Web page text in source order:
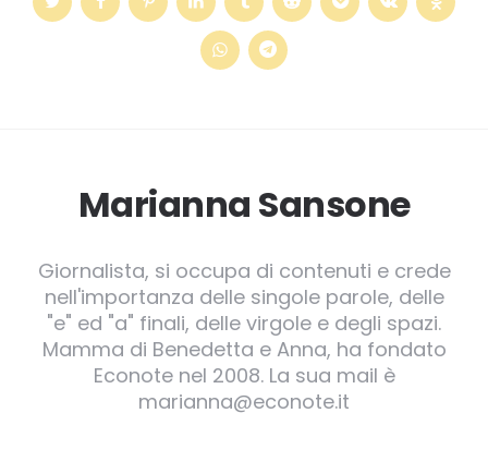
Marianna Sansone
Giornalista, si occupa di contenuti e crede
nell'importanza delle singole parole, delle
"e" ed "a" finali, delle virgole e degli spazi.
Mamma di Benedetta e Anna, ha fondato
Econote nel 2008. La sua mail è
marianna@econote.it